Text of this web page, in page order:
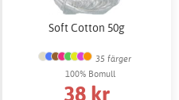
Soft Cotton 50g
35 färger
100% Bomull
38 kr